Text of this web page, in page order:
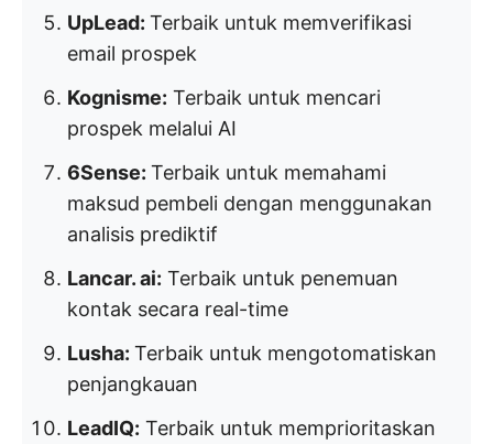
UpLead: Terbaik untuk memverifikasi
email prospek
Kognisme: Terbaik untuk mencari
prospek melalui AI
6Sense: Terbaik untuk memahami
maksud pembeli dengan menggunakan
analisis prediktif
Lancar. ai: Terbaik untuk penemuan
kontak secara real-time
Lusha: Terbaik untuk mengotomatiskan
penjangkauan
LeadIQ: Terbaik untuk memprioritaskan